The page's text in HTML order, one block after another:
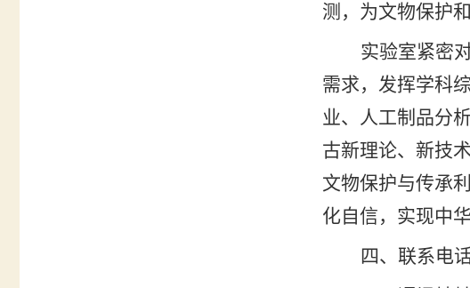
测，为文物保护
实验室紧密
需求，发挥学科
业、人工制品分
古新理论、新技
文物保护与传承
化自信，实现中
四、联系电话